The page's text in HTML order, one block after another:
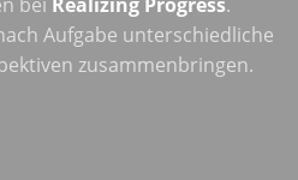
Aufgabe unterschiedliche
zusammenbringen.